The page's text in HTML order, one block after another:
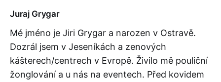
Juraj Grygar
Mé jméno je Jiri Grygar a narozen v Ostravě.
Dozrál jsem v Jeseníkách a zenových
kášterech/centrech v Evropě. Živilo mě pouliční
žonglování a u nás na eventech. Před kovidem